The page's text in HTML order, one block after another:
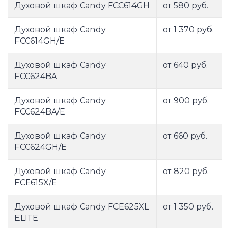
Духовой шкаф Candy FCC614GH от 580 руб.
Духовой шкаф Candy
FCC614GH/E
от 1 370 руб.
Духовой шкаф Candy
FCC624BA
от 640 руб.
Духовой шкаф Candy
FCC624BA/E
от 900 руб.
Духовой шкаф Candy
FCC624GH/E
от 660 руб.
Духовой шкаф Candy
FCE615X/E
от 820 руб.
Духовой шкаф Candy FCE625XL
ELITE
от 1 350 руб.